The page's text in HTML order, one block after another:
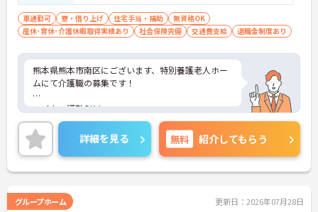
車通勤可 寮・借り上げ 住宅手当・補助
無資格OK
産休･育休･介護休暇取得実績あり
社会保険完備 交通費支給 退職金制度あり
熊本県熊本市南区にございます、特別養護老人ホー
ムにて介護職の募集です！
マイカー通勤OK★
ご興味のある方は、マイナビ介護職までお問い合わ
せください。
詳細を見る 無料 紹介してもらう
グループホーム 更新日：2026年07月28日